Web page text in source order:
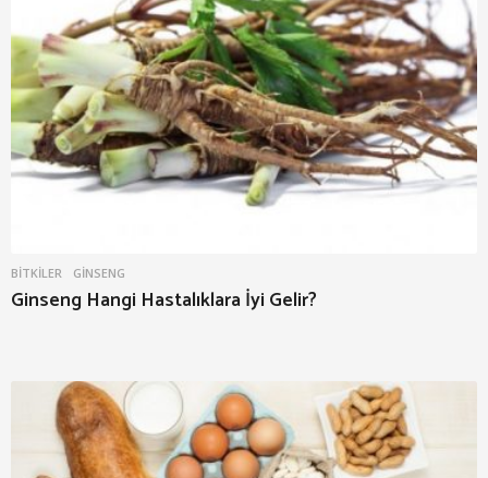
BITKILER GINSENG
Ginseng Hangi Hastalıklara İyi Gelir?